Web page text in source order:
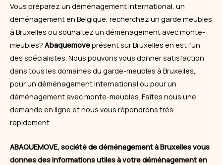
Vous préparez un déménagement international, un
déménagement en Belgique, recherchez un garde meubles
à Bruxelles ou souhaitez un déménagement avec monte-
meubles? Abaquemoveprésent sur Bruxelles en est l’un
des spécialistes. Nous pouvons vous donner satisfaction
dans tous les domaines du garde-meubles à Bruxelles,
pour un déménagement international ou pour un
déménagement avec monte-meubles. Faites nous une
demande en ligne et nous vous répondrons très
rapidement
ABAQUEMOVE, société de déménagement à Bruxelles vous
donnes des informations utiles à votre déménagement en